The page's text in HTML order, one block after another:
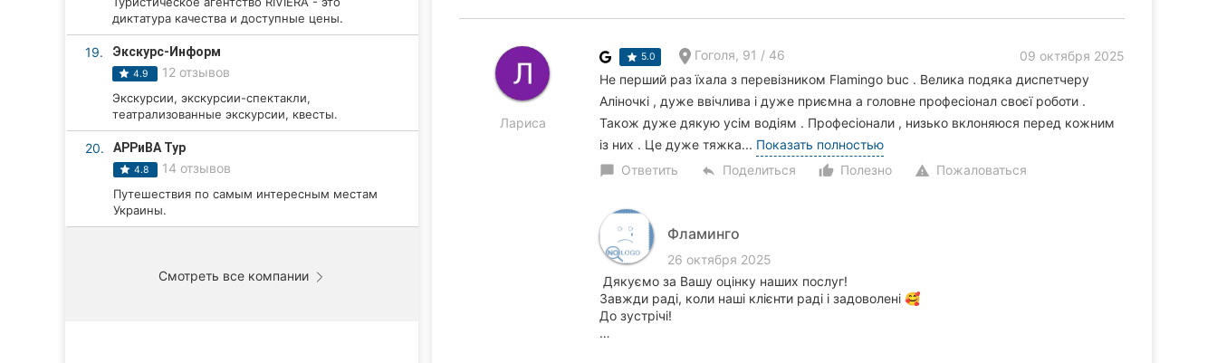
диктатура качества и доступные цены.
19. Экскурс-Информ
4.9 12 отзывов
Экскурсии, экскурсии-спектакли,
театрализованные экскурсии, квесты.
20. АРРиВА Тур
4.8 14 отзывов
Путешествия по самым интересным местам
Украины.
Смотреть все компании
Лариса
5.0 Гоголя, 91 / 46
09 октября 2025
Не перший раз їхала з перевізником Flamingo buc . Велика подяка диспетчеру
Аліночкі , дуже ввічлива і дуже приємна а головне професіонал своєї роботи .
Також дуже дякую усім водіям . Професіонали , низько вклоняюся перед кожним
із них . Це дуже тяжка... Показать полностью
chat_bubble Ответить reply Поделиться thumb_up_alt
Полезно warning Пожаловаться
Фламинго
26 октября 2025
Дякуємо за Вашу оцінку наших послуг!
Завжди раді, коли наші клієнти раді і задоволені 🥰
До зустрічі!
…